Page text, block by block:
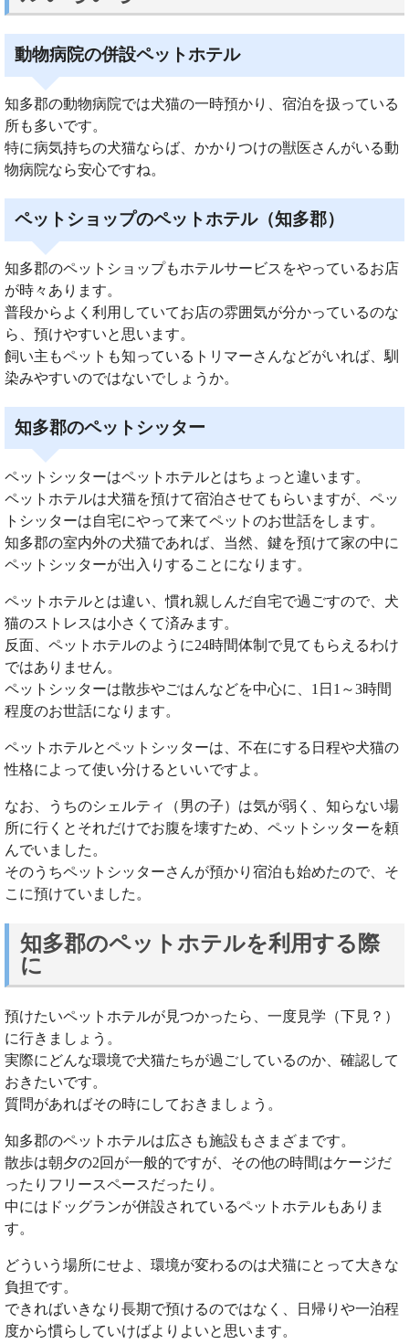
動物病院の併設ペットホテル
知多郡の動物病院では犬猫の一時預かり、宿泊を扱っている
所も多いです。
特に病気持ちの犬猫ならば、かかりつけの獣医さんがいる動
物病院なら安心ですね。
ペットショップのペットホテル（知多郡）
知多郡のペットショップもホテルサービスをやっているお店
が時々あります。
普段からよく利用していてお店の雰囲気が分かっているのな
ら、預けやすいと思います。
飼い主もペットも知っているトリマーさんなどがいれば、馴
染みやすいのではないでしょうか。
知多郡のペットシッター
ペットシッターはペットホテルとはちょっと違います。
ペットホテルは犬猫を預けて宿泊させてもらいますが、ペッ
トシッターは自宅にやって来てペットのお世話をします。
知多郡の室内外の犬猫であれば、当然、鍵を預けて家の中に
ペットシッターが出入りすることになります。
ペットホテルとは違い、慣れ親しんだ自宅で過ごすので、犬
猫のストレスは小さくて済みます。
反面、ペットホテルのように24時間体制で見てもらえるわけ
ではありません。
ペットシッターは散歩やごはんなどを中心に、1日1～3時間
程度のお世話になります。
ペットホテルとペットシッターは、不在にする日程や犬猫の
性格によって使い分けるといいですよ。
なお、うちのシェルティ（男の子）は気が弱く、知らない場
所に行くとそれだけでお腹を壊すため、ペットシッターを頼
んでいました。
そのうちペットシッターさんが預かり宿泊も始めたので、そ
こに預けていました。
知多郡のペットホテルを利用する際
に
預けたいペットホテルが見つかったら、一度見学（下見？）
に行きましょう。
実際にどんな環境で犬猫たちが過ごしているのか、確認して
おきたいです。
質問があればその時にしておきましょう。
知多郡のペットホテルは広さも施設もさまざまです。
散歩は朝夕の2回が一般的ですが、その他の時間はケージだ
ったりフリースペースだったり。
中にはドッグランが併設されているペットホテルもありま
す。
どういう場所にせよ、環境が変わるのは犬猫にとって大きな
負担です。
できればいきなり長期で預けるのではなく、日帰りや一泊程
度から慣らしていけばよりよいと思います。